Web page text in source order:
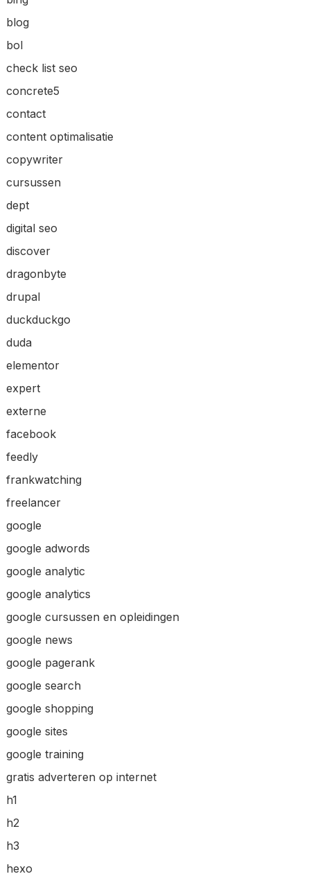
blog
bol
check list seo
concrete5
contact
content optimalisatie
copywriter
cursussen
dept
digital seo
discover
dragonbyte
drupal
duckduckgo
duda
elementor
expert
externe
facebook
feedly
frankwatching
freelancer
google
google adwords
google analytic
google analytics
google cursussen en opleidingen
google news
google pagerank
google search
google shopping
google sites
google training
gratis adverteren op internet
h1
h2
h3
hexo